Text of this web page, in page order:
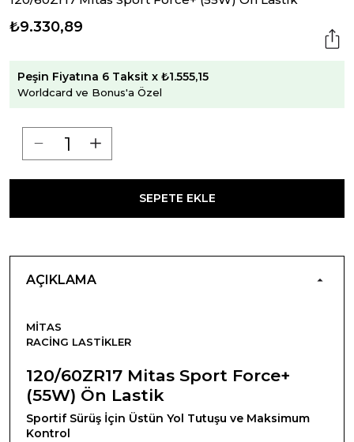
₺9.330,89
Peşin Fiyatına 6 Taksit x ₺1.555,15
Worldcard ve Bonus'a Özel
SEPETE EKLE
AÇIKLAMA
MITAS
RACING LASTIKLER
120/60ZR17 Mitas Sport Force+
(55W) Ön Lastik
Sportif Sürüş İçin Üstün Yol Tutuşu ve Maksimum
Kontrol